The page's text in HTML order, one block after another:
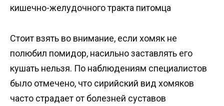
кишечно-желудочного тракта питомца
Стоит взять во внимание, если хомяк не
полюбил помидор, насильно заставлять его
кушать нельзя. По наблюдениям специалистов
было отмечено, что сирийский вид хомяков
часто страдает от болезней суставов